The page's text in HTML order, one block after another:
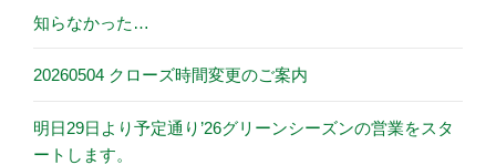
知らなかった…
20260504 クローズ時間変更のご案内
明日29日より予定通り’26グリーンシーズンの営業をスタ
ートします。